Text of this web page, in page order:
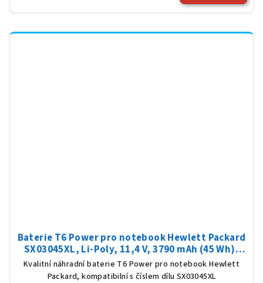
Baterie T6 Power pro notebook Hewlett Packard
SX03045XL, Li-Poly, 11,4 V, 3790 mAh (45 Wh),
černá
Kvalitní náhradní baterie T6 Power pro notebook Hewlett
Packard, kompatibilní s číslem dílu SX03045XL